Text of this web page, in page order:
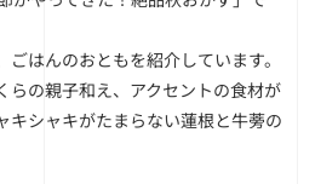
はんのおともを紹介しています。
らの親子和え、アクセントの食材が
キシャキがたまらない蓮根と牛蒡の